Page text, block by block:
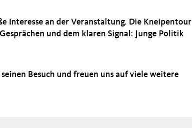
Interesse an der Veranstaltung. Die Kneipentour
und dem klaren Signal: Junge Politik
Besuch und freuen uns auf viele weitere